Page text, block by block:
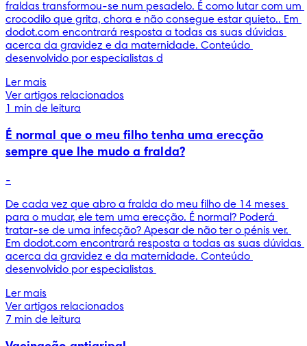
fraldas transformou-se num pesadelo. É como lutar com um
crocodilo que grita, chora e não consegue estar quieto.. Em
dodot.com encontrará resposta a todas as suas dúvidas
acerca da gravidez e da maternidade. Conteúdo
desenvolvido por especialistas d
Ler mais
Ver artigos relacionados
1 min de leitura
É normal que o meu filho tenha uma erecção
sempre que lhe mudo a fralda?
-
De cada vez que abro a fralda do meu filho de 14 meses
para o mudar, ele tem uma erecção. É normal? Poderá
tratar-se de uma infecção? Apesar de não ter o pénis ver.
Em dodot.com encontrará resposta a todas as suas dúvidas
acerca da gravidez e da maternidade. Conteúdo
desenvolvido por especialistas
Ler mais
Ver artigos relacionados
7 min de leitura